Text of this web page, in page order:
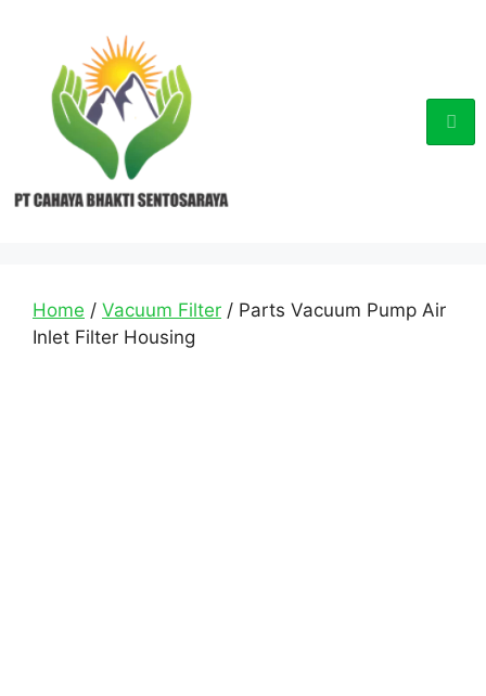
Home / Vacuum Filter / Parts Vacuum Pump Air
Inlet Filter Housing